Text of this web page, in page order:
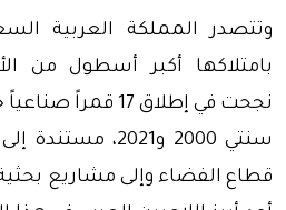
وتتصدر المملكة العربية
بامتلاكها أكبر أسطول من
نجحت في إطلاق 17
سنتي 2000
قطاع الفضاء وإلى مشاريع